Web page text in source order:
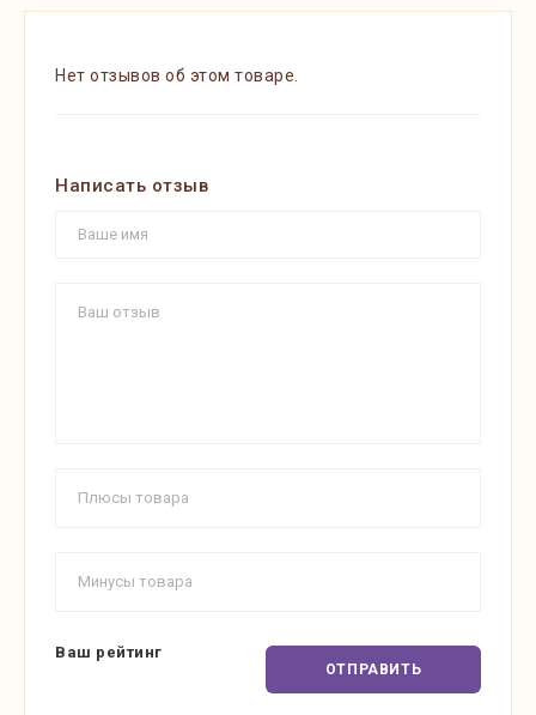
Нет отзывов об этом товаре.
Написать отзыв
Ваш рейтинг
ОТПРАВИТЬ